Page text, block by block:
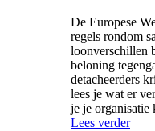
De Europese
regels rondom
loonverschillen
beloning
detacheerders
lees je wat er
je je organisatie
Lees verder